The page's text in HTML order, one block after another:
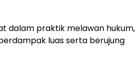
dalam praktik melawan hukum,
luas serta berujung